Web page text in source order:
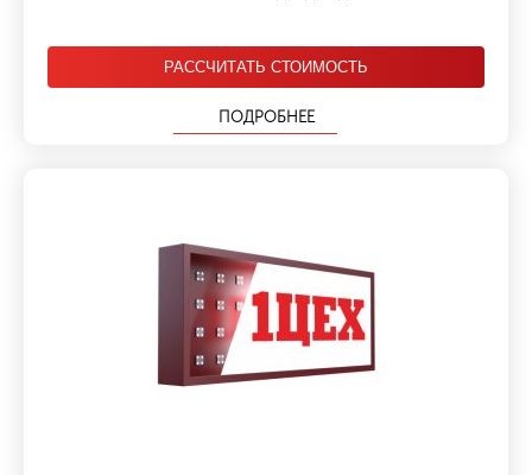
РАССЧИТАТЬ СТОИМОСТЬ
ПОДРОБНЕЕ